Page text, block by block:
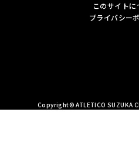
このサイトに
プライバシー
Copyright© ATLETICO SUZUKA